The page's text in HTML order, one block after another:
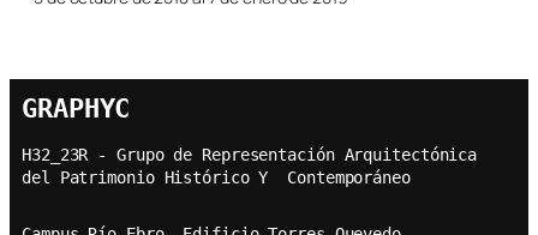
GRAPHYC
H32_23R - Grupo de Representación Arquitectónica
del Patrimonio Histórico Y  Contemporáneo